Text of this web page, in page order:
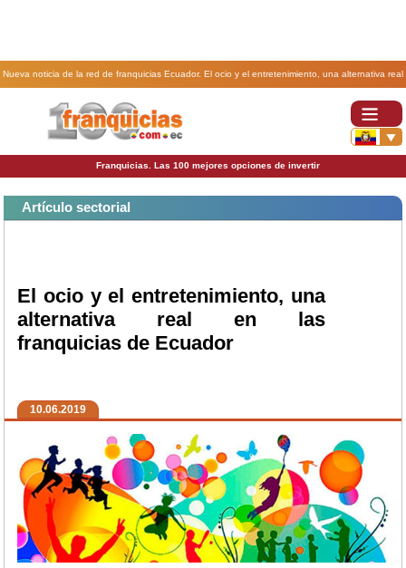
Nueva noticia de la red de franquicias Ecuador. El ocio y el entretenimiento, una alternativa real
Franquicias. Las 100 mejores opciones de invertir
Artículo sectorial
El ocio y el entretenimiento, una
alternativa real en las
franquicias de Ecuador
10.06.2019